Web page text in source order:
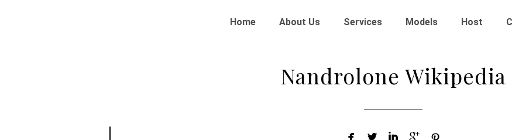
Home About Us Services Models Host
Nandrolone Wikipedia